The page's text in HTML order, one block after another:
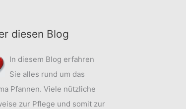
diesen Blog
In diesem Blog erfahren
Sie alles rund um das
Pfannen. Viele nützliche
zur Pflege und somit zur